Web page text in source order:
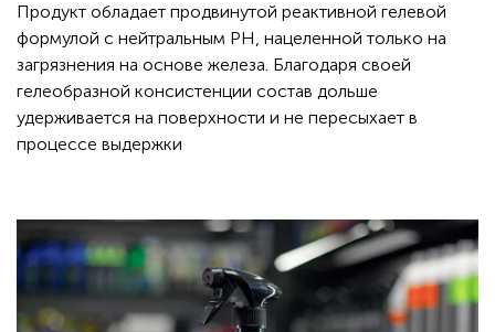
Продукт обладает продвинутой реактивной гелевой
формулой с нейтральным PH, нацеленной только на
загрязнения на основе железа. Благодаря своей
гелеобразной консистенции состав дольше
удерживается на поверхности и не пересыхает в
процессе выдержки